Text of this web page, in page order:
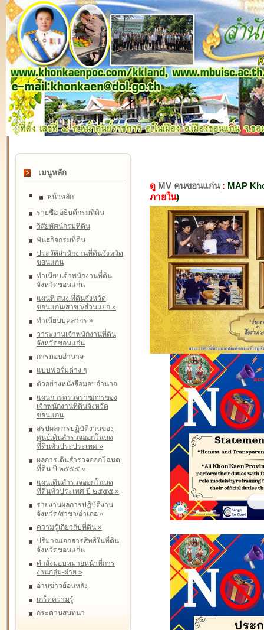
เมนูหลัก
หน้าหลัก
รายชื่อ อธิบดีกรมที่ดิน
วิสัยทัศน์กรมที่ดิน
พันธกิจกรมที่ดิน
ประวัติสำนักงานที่ดินจังหวัด
ขอนแก่น
ทำเนียบเจ้าพนักงานที่ดิน
จังหวัดขอนแก่น
แผนที่ สนง.ที่ดินจังหวัด
ขอนแก่น/สาขา/ส่วนแยก »
ทำเนียบบุคลากร »
วาระงานเจ้าพนักงานที่ดิน
จังหวัดขอนแก่น
การมอบอำนาจ
แบบฟอร์มต่าง ๆ
ตัวอย่างหนังสือมอบอำนาจ
แผนการตรวจราชการของ
เจ้าพนักงานที่ดินจังหวัด
ขอนแก่น
สรุปผลการปฏิบัติงานของ
ศูนย์เดินสำรวจออกโฉนด
ที่ดินทั่วประประเทศ »
ผลการเดินสำรวจออกโฉนด
ที่ดิน ปี ๒๕๕๕ »
แผนเดินสำรวจออกโฉนด
ที่ดินทั่วประเทศ ปี ๒๕๕๕ »
รายงานผลการปฏิบัติงาน
จังหวัด/สาขา/อำเภอ »
ความรู้เกี่ยวกับที่ดิน »
ปริมาณเอกสารสิทธิในที่ดิน
จังหวัดขอนแก่น
คำสั่งมอบหมายหน้าที่การ
งานกลุ่ม-ฝ่าย »
อ่านข่าวย้อนหลัง
เกร็ดความรู้
กระดานสนทนา
ดู MV คนขอนแก่น: MAP
ภายใน)